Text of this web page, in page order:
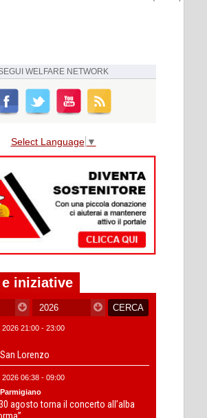
WELFARE NETWORK
Select Language ▼
iniziative
2026 21:00 - 23:00
Lorenzo
2026 06:38 - 09:00
agosto torna il concerto all’alba